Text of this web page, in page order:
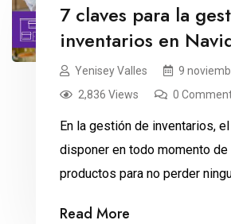
7 claves para la
inventarios en
Yenisey Valles
9
2,836 Views
0
En la gestión de inventarios,
disponer en todo momento de
productos para no perder
Read More